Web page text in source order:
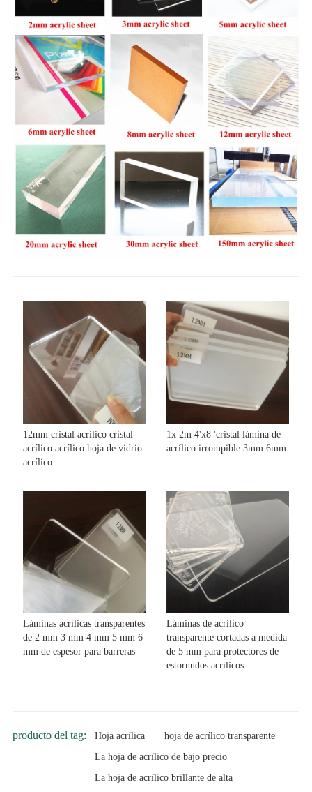
12mm cristal acrílico cristal
acrílico acrílico hoja de vidrio
acrílico
1x 2m 4'x8 'cristal lámina de
acrílico irrompible 3mm 6mm
Láminas acrílicas transparentes
de 2 mm 3 mm 4 mm 5 mm 6
mm de espesor para barreras
Láminas de acrílico
transparente cortadas a medida
de 5 mm para protectores de
estornudos acrílicos
producto del tag: Hoja acrílica
hoja de acrílico transparente
La hoja de acrílico de bajo precio
La hoja de acrílico brillante de alta